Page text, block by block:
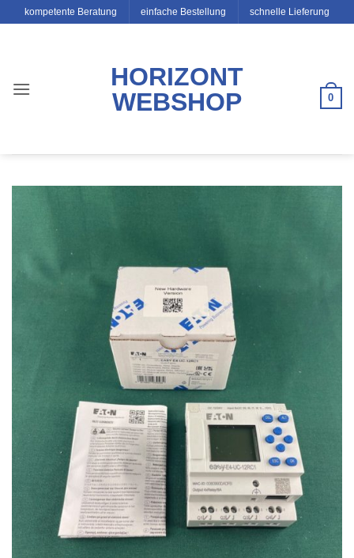
kompetente Beratung einfache Bestellung schnelle Lieferung
HORIZONT
WEBSHOP
0